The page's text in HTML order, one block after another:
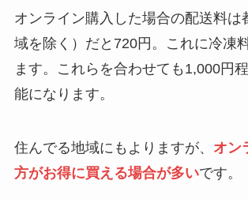
オンライン購入した場合の配送料は
域を除く）だと720円。これに冷凍
ます。これらを合わせても1,000円
能になります。
住んでる地域にもよりますが、 オン
方がお得に買える場合が多いです。